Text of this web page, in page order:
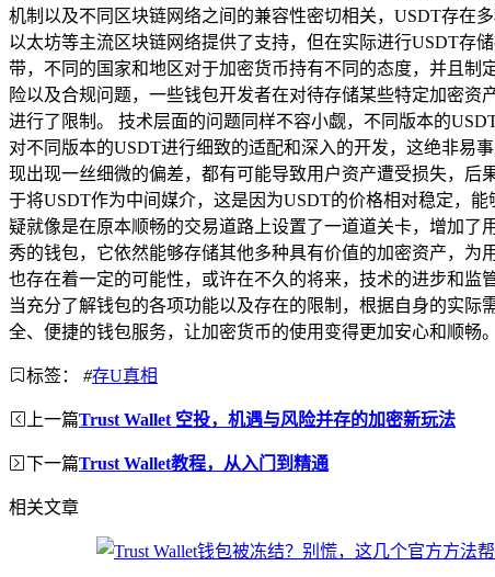
机制以及不同区块链网络之间的兼容性密切相关，USDT存在
以太坊等主流区块链网络提供了支持，但在实际进行USDT存
带，不同的国家和地区对于加密货币持有不同的态度，并且
险以及合规问题，一些钱包开发者在对待存储某些特定加密
进行了限制。 技术层面的问题同样不容小觑，不同版本的
对不同版本的USDT进行细致的适配和深入的开发，这绝非易
现出现一丝细微的偏差，都有可能导致用户资产遭受损失，
于将USDT作为中间媒介，这是因为USDT的价格相对稳定，
疑就像是在原本顺畅的交易道路上设置了一道道关卡，增加
秀的钱包，它依然能够存储其他多种具有价值的加密资产，为
也存在着一定的可能性，或许在不久的将来，技术的进步和
当充分了解钱包的各项功能以及存在的限制，根据自身的实
全、便捷的钱包服务，让加密货币的使用变得更加安心和顺畅。
标签： #存U真相
上一篇Trust Wallet 空投，机遇与风险并存的加密新玩法
下一篇Trust Wallet教程，从入门到精通
相关文章